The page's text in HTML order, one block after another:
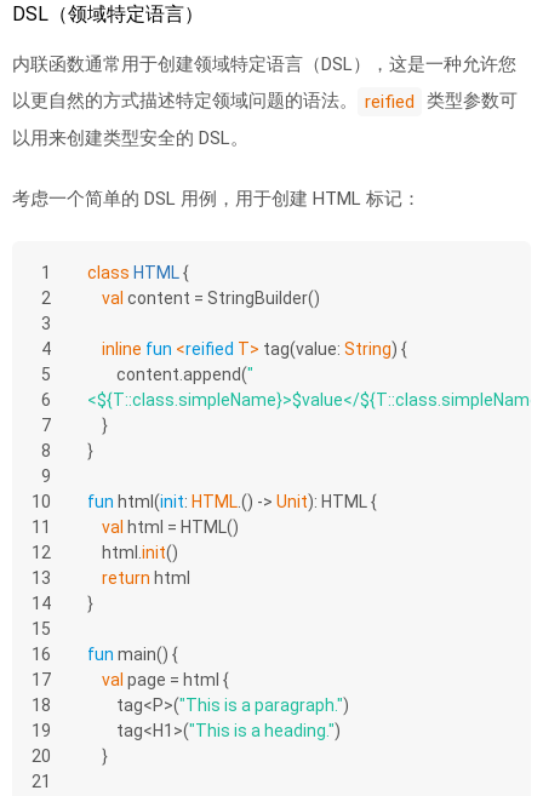
DSL（领域特定语言）
内联函数通常用于创建领域特定语言（DSL），这是一种允许您
以更自然的方式描述特定领域问题的语法。
reified
类型参数可
以用来创建类型安全的 DSL。
考虑一个简单的 DSL 用例，用于创建 HTML 标记：
1
2
3
4
5
6
7
8
9
10
11
12
13
14
15
16
17
18
19
20
21
class HTML{
val content = StringBuilder()
inline fun <reified T> tag(value: String) {
        content.append(
"
<${T::class.simpleName}>$value</
    }
}
fun html (init: HTML.() -> Unit): HTML {
val html = HTML()
    html.
init()
return html
}
fun main() {
val page = html {
        tag<P>(
"This is a paragraph.")
        tag<H1>(
"This is a heading.")
    }